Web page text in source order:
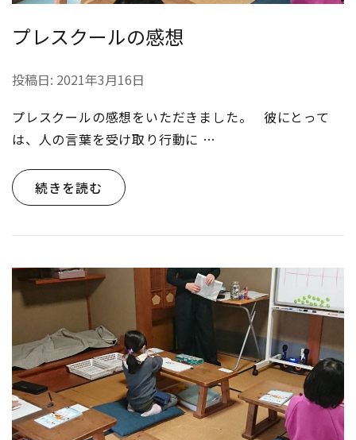
プレスクールの感想
投稿日: 2021年3月16日
プレスクールの感想をいただきました。 彼にとって
は、人の言葉を受け取り行動に …
続きを読む